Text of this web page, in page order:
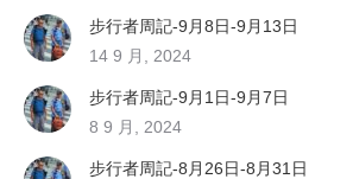
步行者周記-9月8日-9月13日
14 9 月, 2024
步行者周記-9月1日-9月7日
8 9 月, 2024
步行者周記-8月26日-8月31日